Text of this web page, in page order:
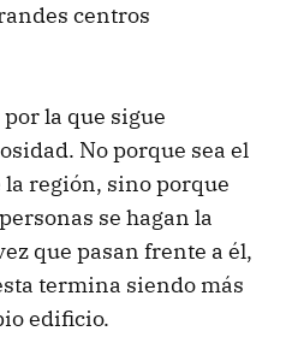
centros
la que sigue
No porque sea el
la región, sino porque
se hagan la
que pasan frente a él,
termina siendo más
edificio.